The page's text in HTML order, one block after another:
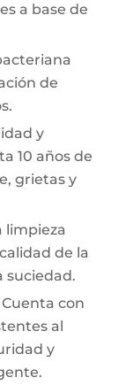
a base de
de
y
10 años de
grietas y
limpieza
de la
suciedad.
Cuenta con
al
y